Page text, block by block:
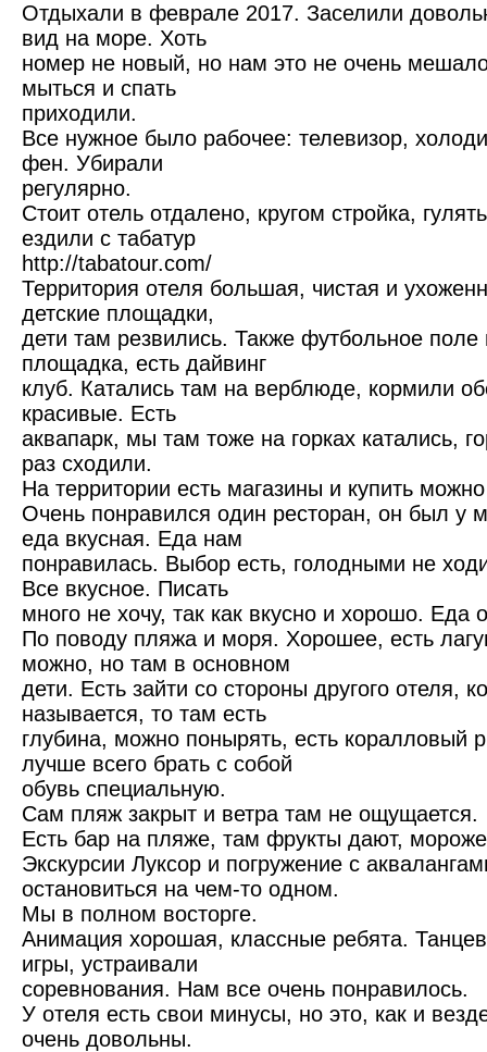
Отдыхали в феврале 2017. Заселили
вид на море. Хоть
номер не новый, но нам это не очень
мыться и спать
приходили.
Все нужное было рабочее: телевизор,
фен. Убирали
регулярно.
Стоит отель отдалено, кругом стройка,
ездили с табатур
http://tabatour.com/
Территория отеля большая, чистая и
детские площадки,
дети там резвились. Также футбольное
площадка, есть дайвинг
клуб. Катались там на верблюде, кормили
красивые. Есть
аквапарк, мы там тоже на горках катались,
раз сходили.
На территории есть магазины и купить
Очень понравился один ресторан, он был у
еда вкусная. Еда нам
понравилась. Выбор есть, голодными не
Все вкусное. Писать
много не хочу, так как вкусно и хорошо. Еда
По поводу пляжа и моря. Хорошее, есть
можно, но там в основном
дети. Есть зайти со стороны другого отеля,
называется, то там есть
глубина, можно понырять, есть коралловый
лучше всего брать с собой
обувь специальную.
Сам пляж закрыт и ветра там не ощущается.
Есть бар на пляже, там фрукты дают,
Экскурсии Луксор и погружение с
остановиться на чем-то одном.
Мы в полном восторге.
Анимация хорошая, классные ребята.
игры, устраивали
соревнования. Нам все очень понравилось.
У отеля есть свои минусы, но это, как и
очень довольны.